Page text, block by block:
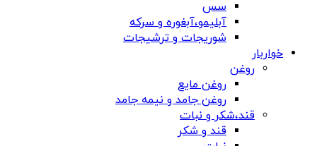
سس
آبلیمو،آبغوره و سرکه
شوریجات و ترشیجات
خواربار
روغن
روغن مایع
روغن جامد و نیمه جامد
قند،شکر و نبات
قند و شکر